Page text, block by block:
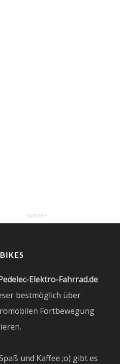
Elektro-Fahrrad.de
bestmöglich über
Fortbewegung
und Kaffee ;o) gibt es